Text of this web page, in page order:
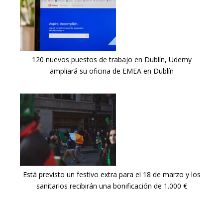
120 nuevos puestos de trabajo en Dublín, Udemy
ampliará su oficina de EMEA en Dublín
Está previsto un festivo extra para el 18 de marzo y los
sanitarios recibirán una bonificación de 1.000 €